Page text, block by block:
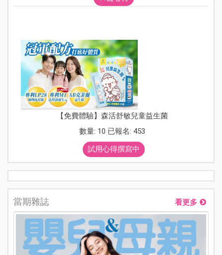
【免費體驗】森活舒敏兒童益生菌
數量: 10 已報名: 453
試用心得撰寫中
當期雜誌 看更多